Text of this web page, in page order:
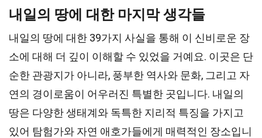
내일의 땅에 대한 마지막 생각들
내일의 땅에 대한 39가지 사실을 통해 이 신비로운 장
소에 대해 더 깊이 이해할 수 있었을 거예요. 이곳은 단
순한 관광지가 아니라, 풍부한 역사와 문화, 그리고 자
연의 경이로움이 어우러진 특별한 곳입니다. 내일의
땅은 다양한 생태계와 독특한 지리적 특징을 가지고
있어 탐험가와 자연 애호가들에게 매력적인 장소입니